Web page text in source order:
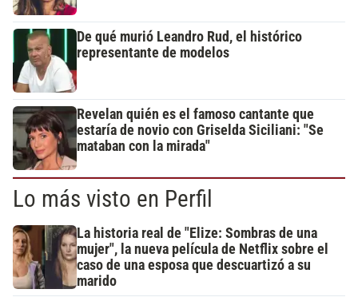
De qué murió Leandro Rud, el histórico
representante de modelos
Revelan quién es el famoso cantante que
estaría de novio con Griselda Siciliani: "Se
mataban con la mirada"
Lo más visto en Perfil
La historia real de "Elize: Sombras de una
mujer", la nueva película de Netflix sobre el
caso de una esposa que descuartizó a su
marido